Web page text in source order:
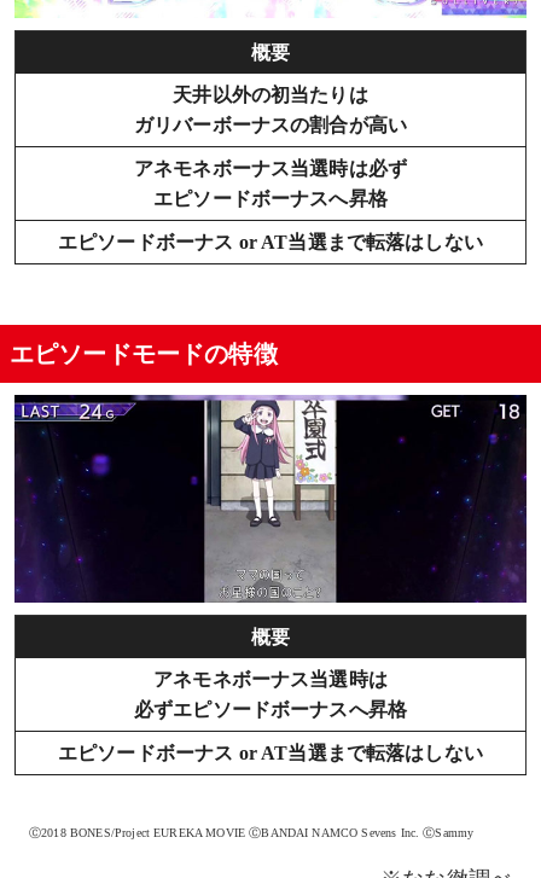
概要
天井以外の初当たりは
ガリバーボーナスの割合が高い
アネモネボーナス当選時は必ず
エピソードボーナスへ昇格
エピソードボーナス or AT当選まで転落はしない
エピソードモードの特徴
概要
アネモネボーナス当選時は
必ずエピソードボーナスへ昇格
エピソードボーナス or AT当選まで転落はしない
Ⓒ2018 BONES/Project EUREKA MOVIE ⒸBANDAI NAMCO Sevens Inc. ⒸSammy